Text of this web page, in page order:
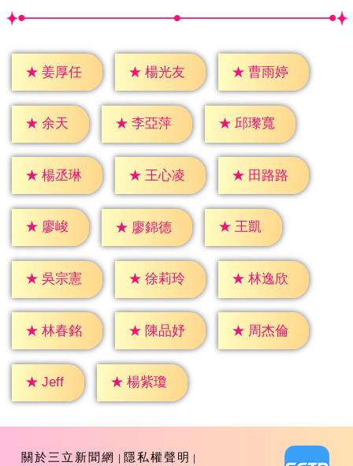
★ 姜厚任 ★ 楊光友 ★ 曹雨婷
★ 余天 ★ 李亞萍 ★ 邱瓈寬
★ 楊丞琳 ★ 王心凌 ★ 田路路
★ 廖峻 ★ 廖錦德 ★ 王凱
★ 吳宗憲 ★ 徐莉玲 ★ 林逸欣
★ 林春銘 ★ 陳品妤 ★ 周杰倫
★ Jeff ★ 楊紫瓊
關於三立新聞網 隱私權聲明